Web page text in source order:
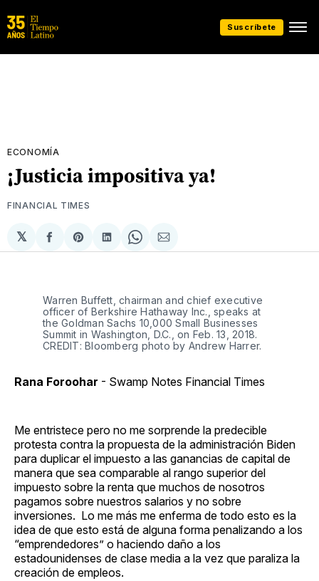
Suscríbete
ECONOMÍA
¡Justicia impositiva ya!
FINANCIAL TIMES
𝕏
Compartir
en
Share
on
Compartir
en
Share
on
Compartir
via
Warren Buffett, chairman and chief executive
officer of Berkshire Hathaway Inc., speaks at
the Goldman Sachs 10,000 Small Businesses
Summit in Washington, D.C., on Feb. 13, 2018.
CREDIT: Bloomberg photo by Andrew Harrer.
Rana Foroohar - Swamp Notes Financial Times
Me entristece pero no me sorprende la predecible
protesta contra la propuesta de la administración Biden
para duplicar el impuesto a las ganancias de capital de
manera que sea comparable al rango superior del
impuesto sobre la renta que muchos de nosotros
pagamos sobre nuestros salarios y no sobre
inversiones. Lo me más me enferma de todo esto es la
idea de que esto está de alguna forma penalizando a los
“emprendedores” o haciendo daño a los
estadounidenses de clase media a la vez que paraliza la
creación de empleos.